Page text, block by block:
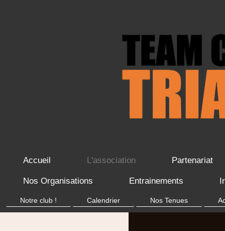
Accueil L'association Partenariat
Nos Organisations Entrainements
Notre club ! Calendrier Nos Tenues